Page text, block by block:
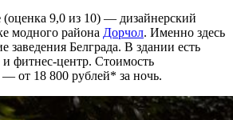
(оценка 9,0 из 10) — дизайнерский
модного района Дорчол. Именно здесь
заведения Белграда. В здании есть
фитнес-центр. Стоимость
от 18 800 рублей* за ночь.